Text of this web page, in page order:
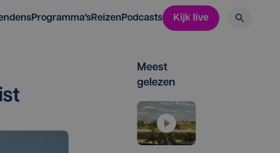
Programma'sReizenPodcasts Kijk live
Meest
gelezen